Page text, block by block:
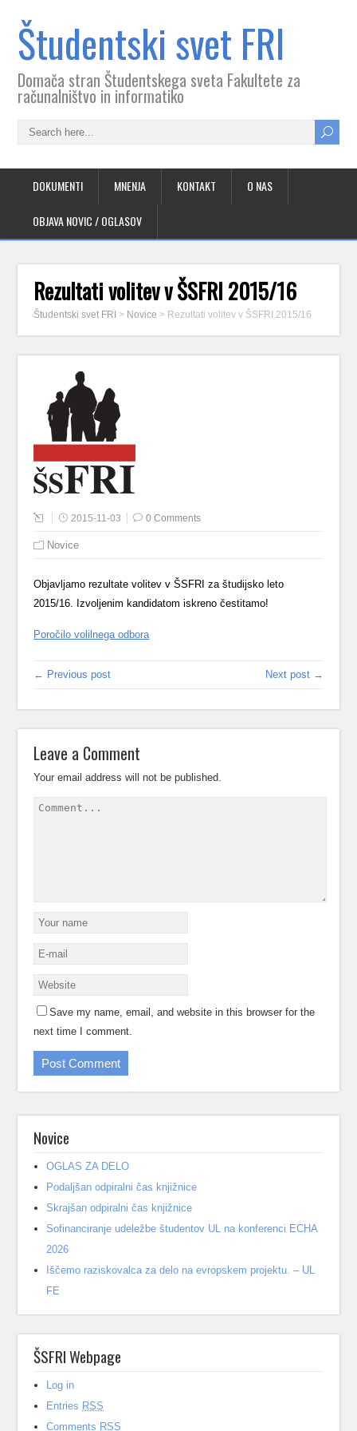
Študentski svet FRI
Domača stran Študentskega sveta Fakultete za
računalništvo in informatiko
DOKUMENTI MNENJA KONTAKT O NAS
OBJAVA NOVIC / OGLASOV
Rezultati volitev v ŠSFRI 2015/16
Študentski svet FRI > Novice > Rezultati volitev v ŠSFRI 2015/16
2015-11-03 0 Comments
Novice
Objavljamo rezultate volitev v ŠSFRI za študijsko leto
2015/16. Izvoljenim kandidatom iskreno čestitamo!
Poročilo volilnega odbora
← Previous post Next post →
Leave a Comment
Your email address will not be published.
Save my name, email, and website in this browser for the
next time I comment.
Novice
OGLAS ZA DELO
Podaljšan odpiralni čas knjižnice
Skrajšan odpiralni čas knjižnice
Sofinanciranje udeležbe študentov UL na konferenci ECHA
2026
Iščemo raziskovalca za delo na evropskem projektu. – UL
FE
ŠSFRI Webpage
Log in
Entries RSS
Comments RSS